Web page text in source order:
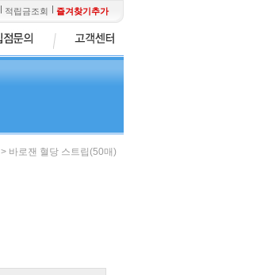
적립금조회 즐겨찾기추가
> 바로잰 혈당 스트립(50매)